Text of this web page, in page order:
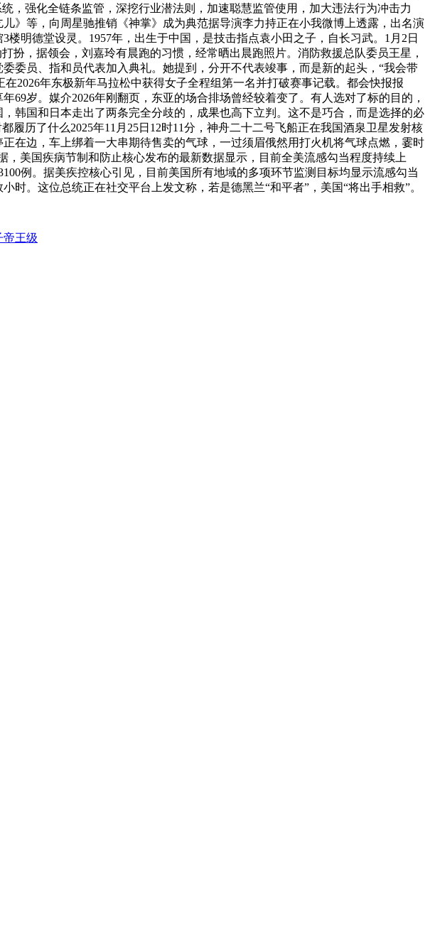
，强化全链条监管，深挖行业潜法则，加速聪慧监管使用，加大违法行为冲击力
》等，向周星驰推销《神掌》成为典范据导演李力持正在小我微博上透露，出名演
明德堂设灵。1957年，出生于中国，是技击指点袁小田之子，自长习武。1月2日
扮，据领会，刘嘉玲有晨跑的习惯，经常晒出晨跑照片。消防救援总队委员王星，
委员、指和员代表加入典礼。她提到，分开不代表竣事，而是新的起头，“我会带
2026年东极新年马拉松中获得女子全程组第一名并打破赛事记载。都会快报报
岁。媒介2026年刚翻页，东亚的场合排场曾经较着变了。有人选对了标的目的，
韩国和日本走出了两条完全分歧的，成果也高下立判。这不是巧合，而是选择的必
历了什么2025年11月25日12时11分，神舟二十二号飞船正在我国酒泉卫星发射核
在边，车上绑着一大串期待售卖的气球，一过须眉俄然用打火机将气球点燃，霎时
美国疾病节制和防止核心发布的最新数据显示，目前全美流感勾当程度持续上
例。据美疾控核心引见，目前美国所有地域的多项环节监测目标均显示流感勾当
。这位总统正在社交平台上发文称，若是德黑兰“和平者”，美国“将出手相救”。
帝王级